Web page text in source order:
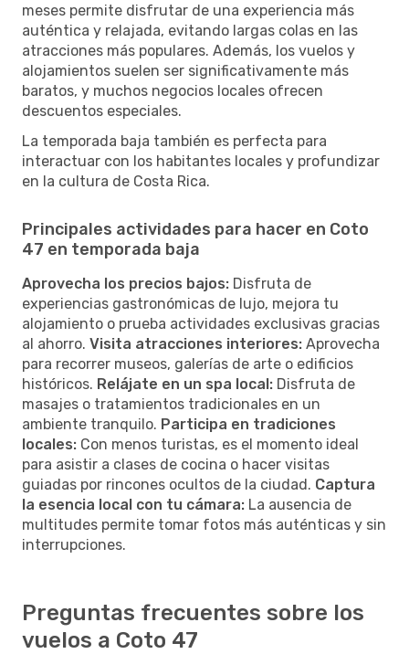
meses permite disfrutar de una experiencia más
auténtica y relajada, evitando largas colas en las
atracciones más populares. Además, los vuelos y
alojamientos suelen ser significativamente más
baratos, y muchos negocios locales ofrecen
descuentos especiales.
La temporada baja también es perfecta para
interactuar con los habitantes locales y profundizar
en la cultura de Costa Rica.
Principales actividades para hacer en Coto
47 en temporada baja
Aprovecha los precios bajos: Disfruta de
experiencias gastronómicas de lujo, mejora tu
alojamiento o prueba actividades exclusivas gracias
al ahorro. Visita atracciones interiores: Aprovecha
para recorrer museos, galerías de arte o edificios
históricos. Relájate en un spa local: Disfruta de
masajes o tratamientos tradicionales en un
ambiente tranquilo. Participa en tradiciones
locales: Con menos turistas, es el momento ideal
para asistir a clases de cocina o hacer visitas
guiadas por rincones ocultos de la ciudad. Captura
la esencia local con tu cámara: La ausencia de
multitudes permite tomar fotos más auténticas y sin
interrupciones.
Preguntas frecuentes sobre los
vuelos a Coto 47